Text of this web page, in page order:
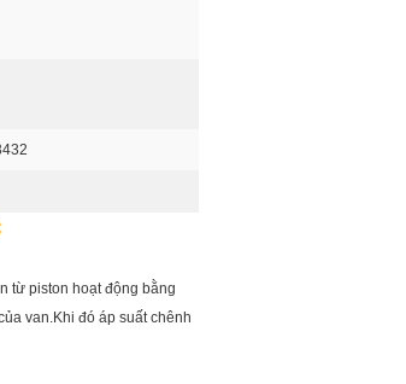
từ piston hoạt động bằng
van.Khi đó áp suất chênh